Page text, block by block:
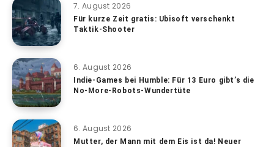
7. August 2026
Für kurze Zeit gratis: Ubisoft verschenkt
Taktik-Shooter
6. August 2026
Indie-Games bei Humble: Für 13 Euro gibt’s die
No-More-Robots-Wundertüte
6. August 2026
Mutter, der Mann mit dem Eis ist da! Neuer